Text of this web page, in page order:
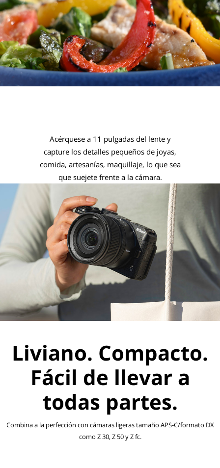
Acérquese a 11 pulgadas del lente y
capture los detalles pequeños de joyas,
comida, artesanías, maquillaje, lo que sea
que suejete frente a la cámara.
Liviano. Compacto.
Fácil de llevar a
todas partes.
Combina a la perfección con cámaras ligeras tamaño APS-C/formato DX
como Z 30, Z 50 y Z fc.